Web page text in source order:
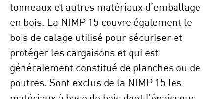
tonneaux et autres matériaux d’emballage
en bois. La NIMP 15 couvre également le
bois de calage utilisé pour sécuriser et
protéger les cargaisons et qui est
généralement constitué de planches ou de
poutres. Sont exclus de la NIMP 15 les